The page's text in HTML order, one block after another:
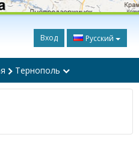
Вход Русский
Тернополь